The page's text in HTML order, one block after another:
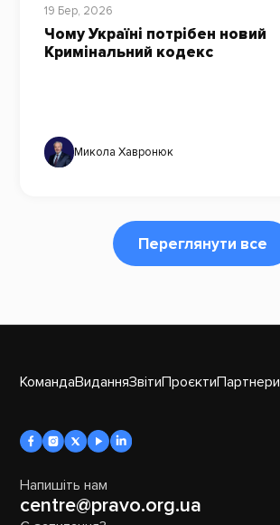
19 Бер, 2026
Чому Україні потрібен новий
Кримінальний кодекс
Микола Хавронюк
Переглянути все
КомандаВиданняЗвітиПроєктиПартнери
Напишіть нам
centre@pravo.org.ua